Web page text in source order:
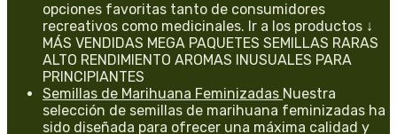
opciones favoritas tanto de consumidores
recreativos como medicinales. Ir a los productos ↓
MÁS VENDIDAS MEGA PAQUETES SEMILLAS RARAS
ALTO RENDIMIENTO AROMAS INUSUALES PARA
PRINCIPIANTES
Semillas de Marihuana Feminizadas Nuestra
selección de semillas de marihuana feminizadas ha
sido diseñada para ofrecer una máxima calidad y